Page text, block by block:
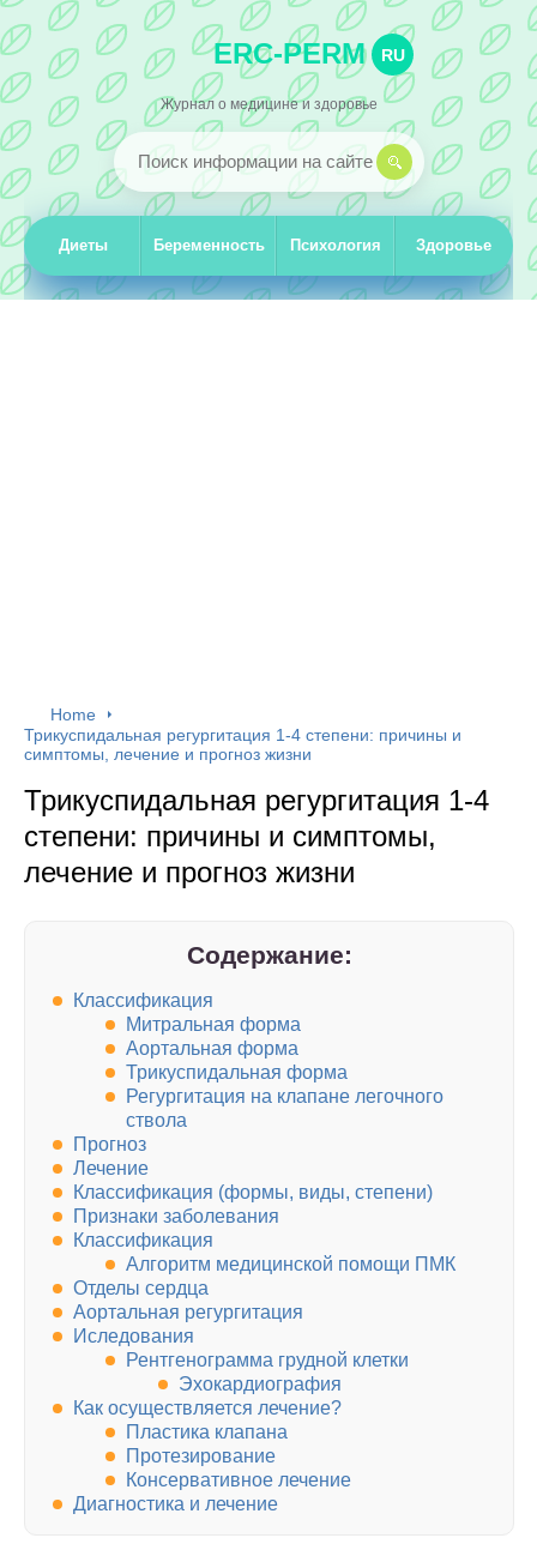
ERC-PERM RU
Журнал о медицине и здоровье
Диеты Беременность Психология Здоровье
Home
Трикуспидальная регургитация 1-4 степени: причины и
симптомы, лечение и прогноз жизни
Трикуспидальная регургитация 1-4
степени: причины и симптомы,
лечение и прогноз жизни
Содержание:
Классификация
Митральная форма
Аортальная форма
Трикуспидальная форма
Регургитация на клапане легочного
ствола
Прогноз
Лечение
Классификация (формы, виды, степени)
Признаки заболевания
Классификация
Алгоритм медицинской помощи ПМК
Отделы сердца
Аортальная регургитация
Иследования
Рентгенограмма грудной клетки
Эхокардиография
Как осуществляется лечение?
Пластика клапана
Протезирование
Консервативное лечение
Диагностика и лечение